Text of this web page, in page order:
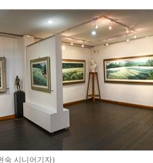
숙 시니어기자)